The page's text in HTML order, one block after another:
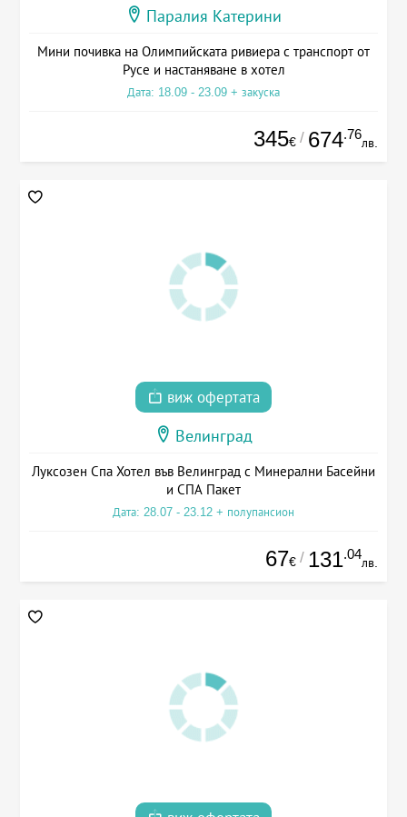
Паралия Катерини
Мини почивка на Олимпийската ривиера с транспорт от
Русе и настаняване в хотел
Дата: 18.09 - 23.09 + закуска
345€ / 674.76
лв.
виж офертата
Велинград
Луксозен Спа Хотел във Велинград с Минерални Басейни
и СПА Пакет
Дата: 28.07 - 23.12 + полупансион
67€ / 131.04
лв.